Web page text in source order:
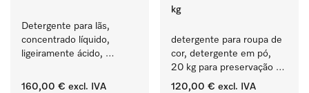
Detergente para lãs,
concentrado líquido,
ligeiramente ácido,
mecânica de lã.
160,00 € excl. IVA
kg
detergente para roupa de
cor, detergente em pó,
20 kg para preservação
da cor e lavagem de
120,00 € excl. IVA